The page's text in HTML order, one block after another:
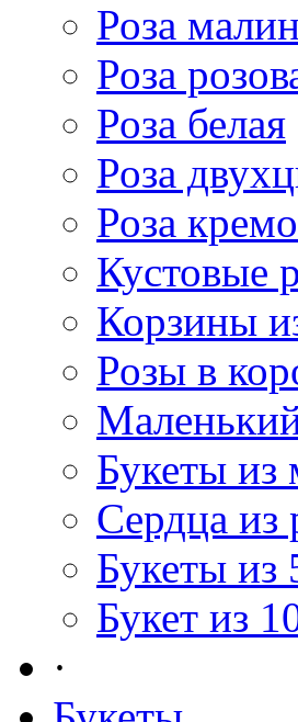
Роза
Роза
Роза белая
Роза
Роза
Кустовые
Корзины
Розы в
Букеты из
Сердца из
Букеты из
Букет из
·